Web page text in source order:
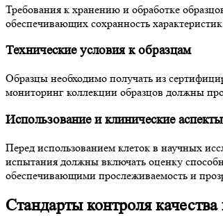
Требования к хранению и обработке
обеспечивающих сохранность
Технические условия к образцам
Образцы необходимо получать из
мониторинг коллекции образцов должны
Использование и клинические аспекты
Перед использованием клеток в научных
испытания должны включать оценку
обеспечивающими прослеживаемость и
Стандарты контроля